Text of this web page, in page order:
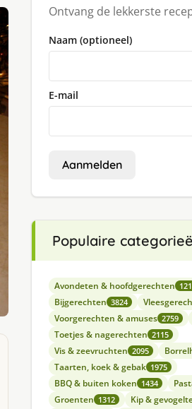
Ontvang de lekkerste
Naam (optioneel)
E-mail
Aanmelden
Populaire
Avondeten & hoofdgerechten
Bijgerechten 3824
Voorgerechten & amuses 2759
Toetjes & nagerechten 2115
Vis & zeevruchten 2095
Taarten, koek & gebak 1975
BBQ & buiten koken 1434
Groenten 1312 Kip &